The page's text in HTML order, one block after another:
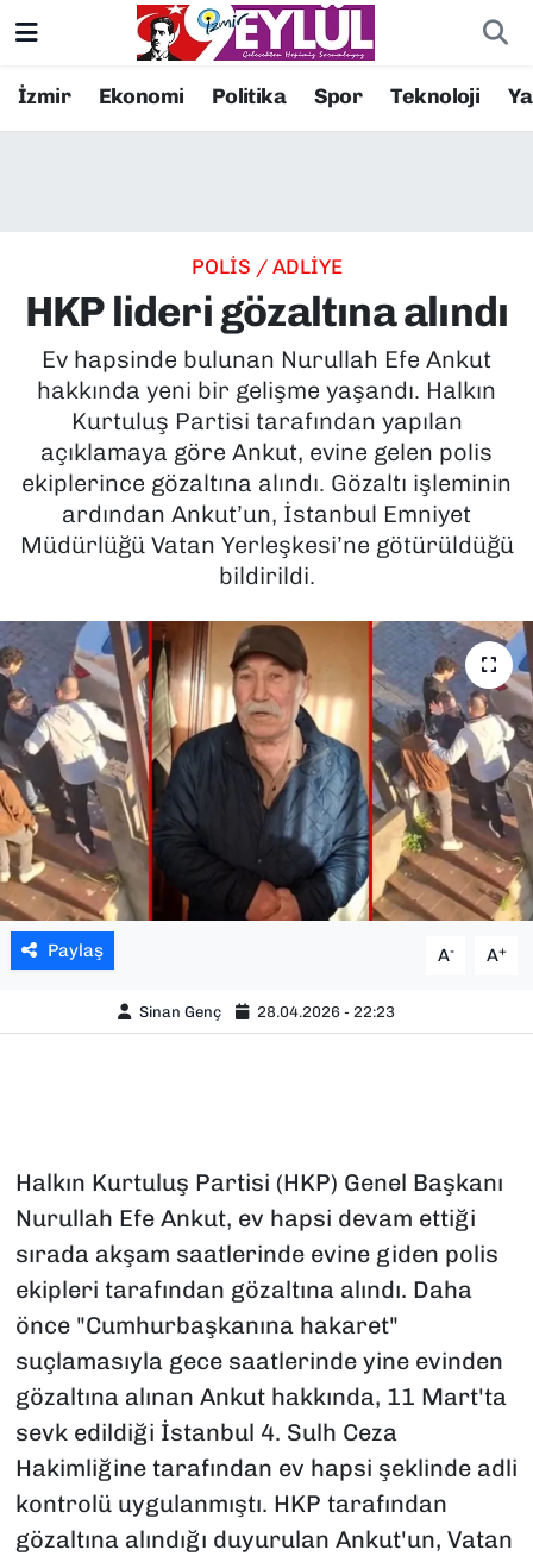
İzmir Ekonomi Politika Spor Teknoloji
POLİS / ADLİYE
HKP lideri gözaltına alındı
Ev hapsinde bulunan Nurullah Efe Ankut
hakkında yeni bir gelişme yaşandı. Halkın
Kurtuluş Partisi tarafından yapılan
açıklamaya göre Ankut, evine gelen polis
ekiplerince gözaltına alındı. Gözaltı işleminin
ardından Ankut’un, İstanbul Emniyet
Müdürlüğü Vatan Yerleşkesi’ne götürüldüğü
bildirildi.
Paylaş A- A+
Sinan Genç 28.04.2026 - 22:23
Halkın Kurtuluş Partisi (HKP) Genel Başkanı
Nurullah Efe Ankut, ev hapsi devam ettiği
sırada akşam saatlerinde evine giden polis
ekipleri tarafından gözaltına alındı. Daha
önce "Cumhurbaşkanına hakaret"
suçlamasıyla gece saatlerinde yine evinden
gözaltına alınan Ankut hakkında, 11 Mart'ta
sevk edildiği İstanbul 4. Sulh Ceza
Hakimliğine tarafından ev hapsi şeklinde adli
kontrolü uygulanmıştı. HKP tarafından
gözaltına alındığı duyurulan Ankut'un, Vatan
Resmi İlanlar
EKONOMİ
KÜLTÜR SANAT
MAGAZİN
POLİTİKA
SPOR
TEKNOLOJİ
YAŞAM
YEREL YÖNETİMLER
Konak Nöbetçi Eczaneler
Süper Lig Puan Durumu ve Fikstür
Tüm Manşetler
Son Dakika Haberleri
Haber Arşivi